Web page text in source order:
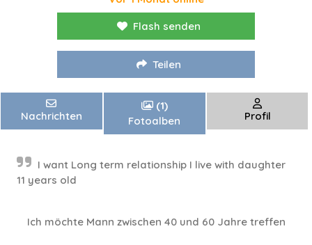
Flash senden
Teilen
Nachrichten
(1)
Fotoalben
Profil
I want Long term relationship I live with daughter
11 years old
Ich möchte Mann zwischen 40 und 60 Jahre treffen